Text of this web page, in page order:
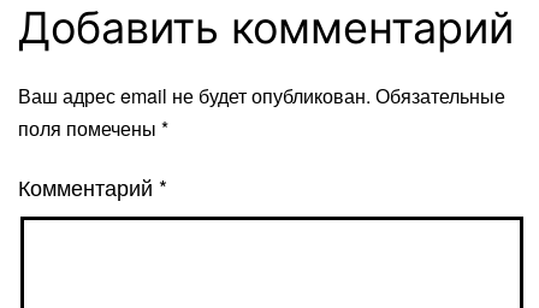
Добавить комментарий
Ваш адрес email не будет опубликован. Обязательные
поля помечены *
Комментарий *